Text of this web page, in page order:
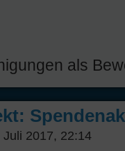
als
Juli 2017, 22:14